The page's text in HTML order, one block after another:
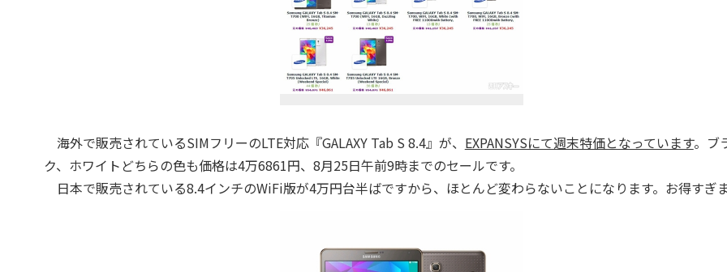
海外で販売されているSIMフリーのLTE対応『GALAXY Tab S 8.4』が、 EXPANSYSにて週末特価となっています。ブ
ク、ホワイトどちらの色も価格は4万6861円、8月25日午前9時までのセールです。
日本で販売されている8.4インチのWiFi版が4万円台半ばですから、ほとんど変わらないことになります。お得すぎ